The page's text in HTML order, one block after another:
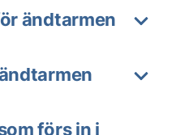
ändtarmen
förs in i